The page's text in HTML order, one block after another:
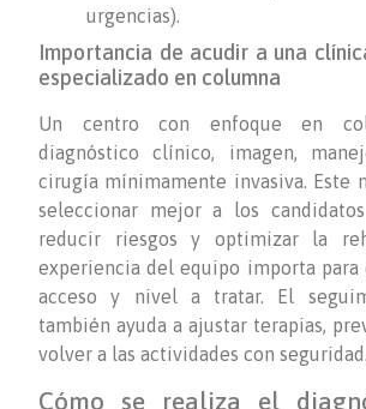
urgencias).
Importancia de acudir a una
especializado en columna
Un centro con enfoque en
diagnóstico clínico, imagen,
cirugía mínimamente invasiva. Este
seleccionar mejor a los
reducir riesgos y optimizar la
experiencia del equipo importa para
acceso y nivel a tratar. El
también ayuda a ajustar terapias,
volver a las actividades con seguridad.
Cómo se realiza el